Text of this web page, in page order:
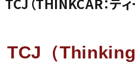
meeting_room ログイン person 会員登録
TCJ（